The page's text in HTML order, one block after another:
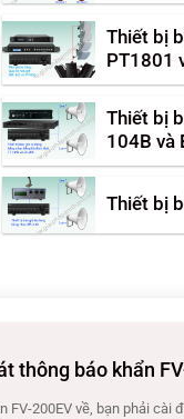
Thiết bị
PT1801
Thiết bị
104B và
Thiết bị
thông báo khẩn
FV-200EV về, bạn phải